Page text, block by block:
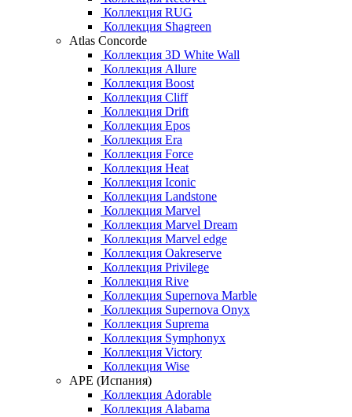
Коллекция RUG
Коллекция Shagreen
Atlas Concorde
Коллекция 3D White Wall
Коллекция Allure
Коллекция Boost
Коллекция Cliff
Коллекция Drift
Коллекция Epos
Коллекция Era
Коллекция Force
Коллекция Heat
Коллекция Iconic
Коллекция Landstone
Коллекция Marvel
Коллекция Marvel Dream
Коллекция Marvel edge
Коллекция Oakreserve
Коллекция Privilege
Коллекция Rive
Коллекция Supernova Marble
Коллекция Supernova Onyx
Коллекция Suprema
Коллекция Symphonyx
Коллекция Victory
Коллекция Wise
APE (Испания)
Коллекция Adorable
Коллекция Alabama